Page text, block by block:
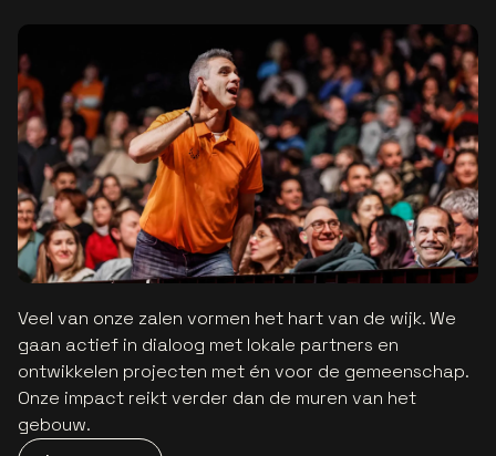
Veel van onze zalen vormen het hart van de wijk. We
gaan actief in dialoog met lokale partners en
ontwikkelen projecten met én voor de gemeenschap.
Onze impact reikt verder dan de muren van het
gebouw.